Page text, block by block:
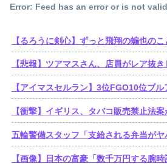
Error: Feed has an error or is not
【るろうに剣心】ずっと飛翔の蝙也の
【悲報】ツアマスさん、店員がレア抜
【衝撃】イギリス、タバコ販売禁止法
五輪警備スタッフ「支給される弁当が